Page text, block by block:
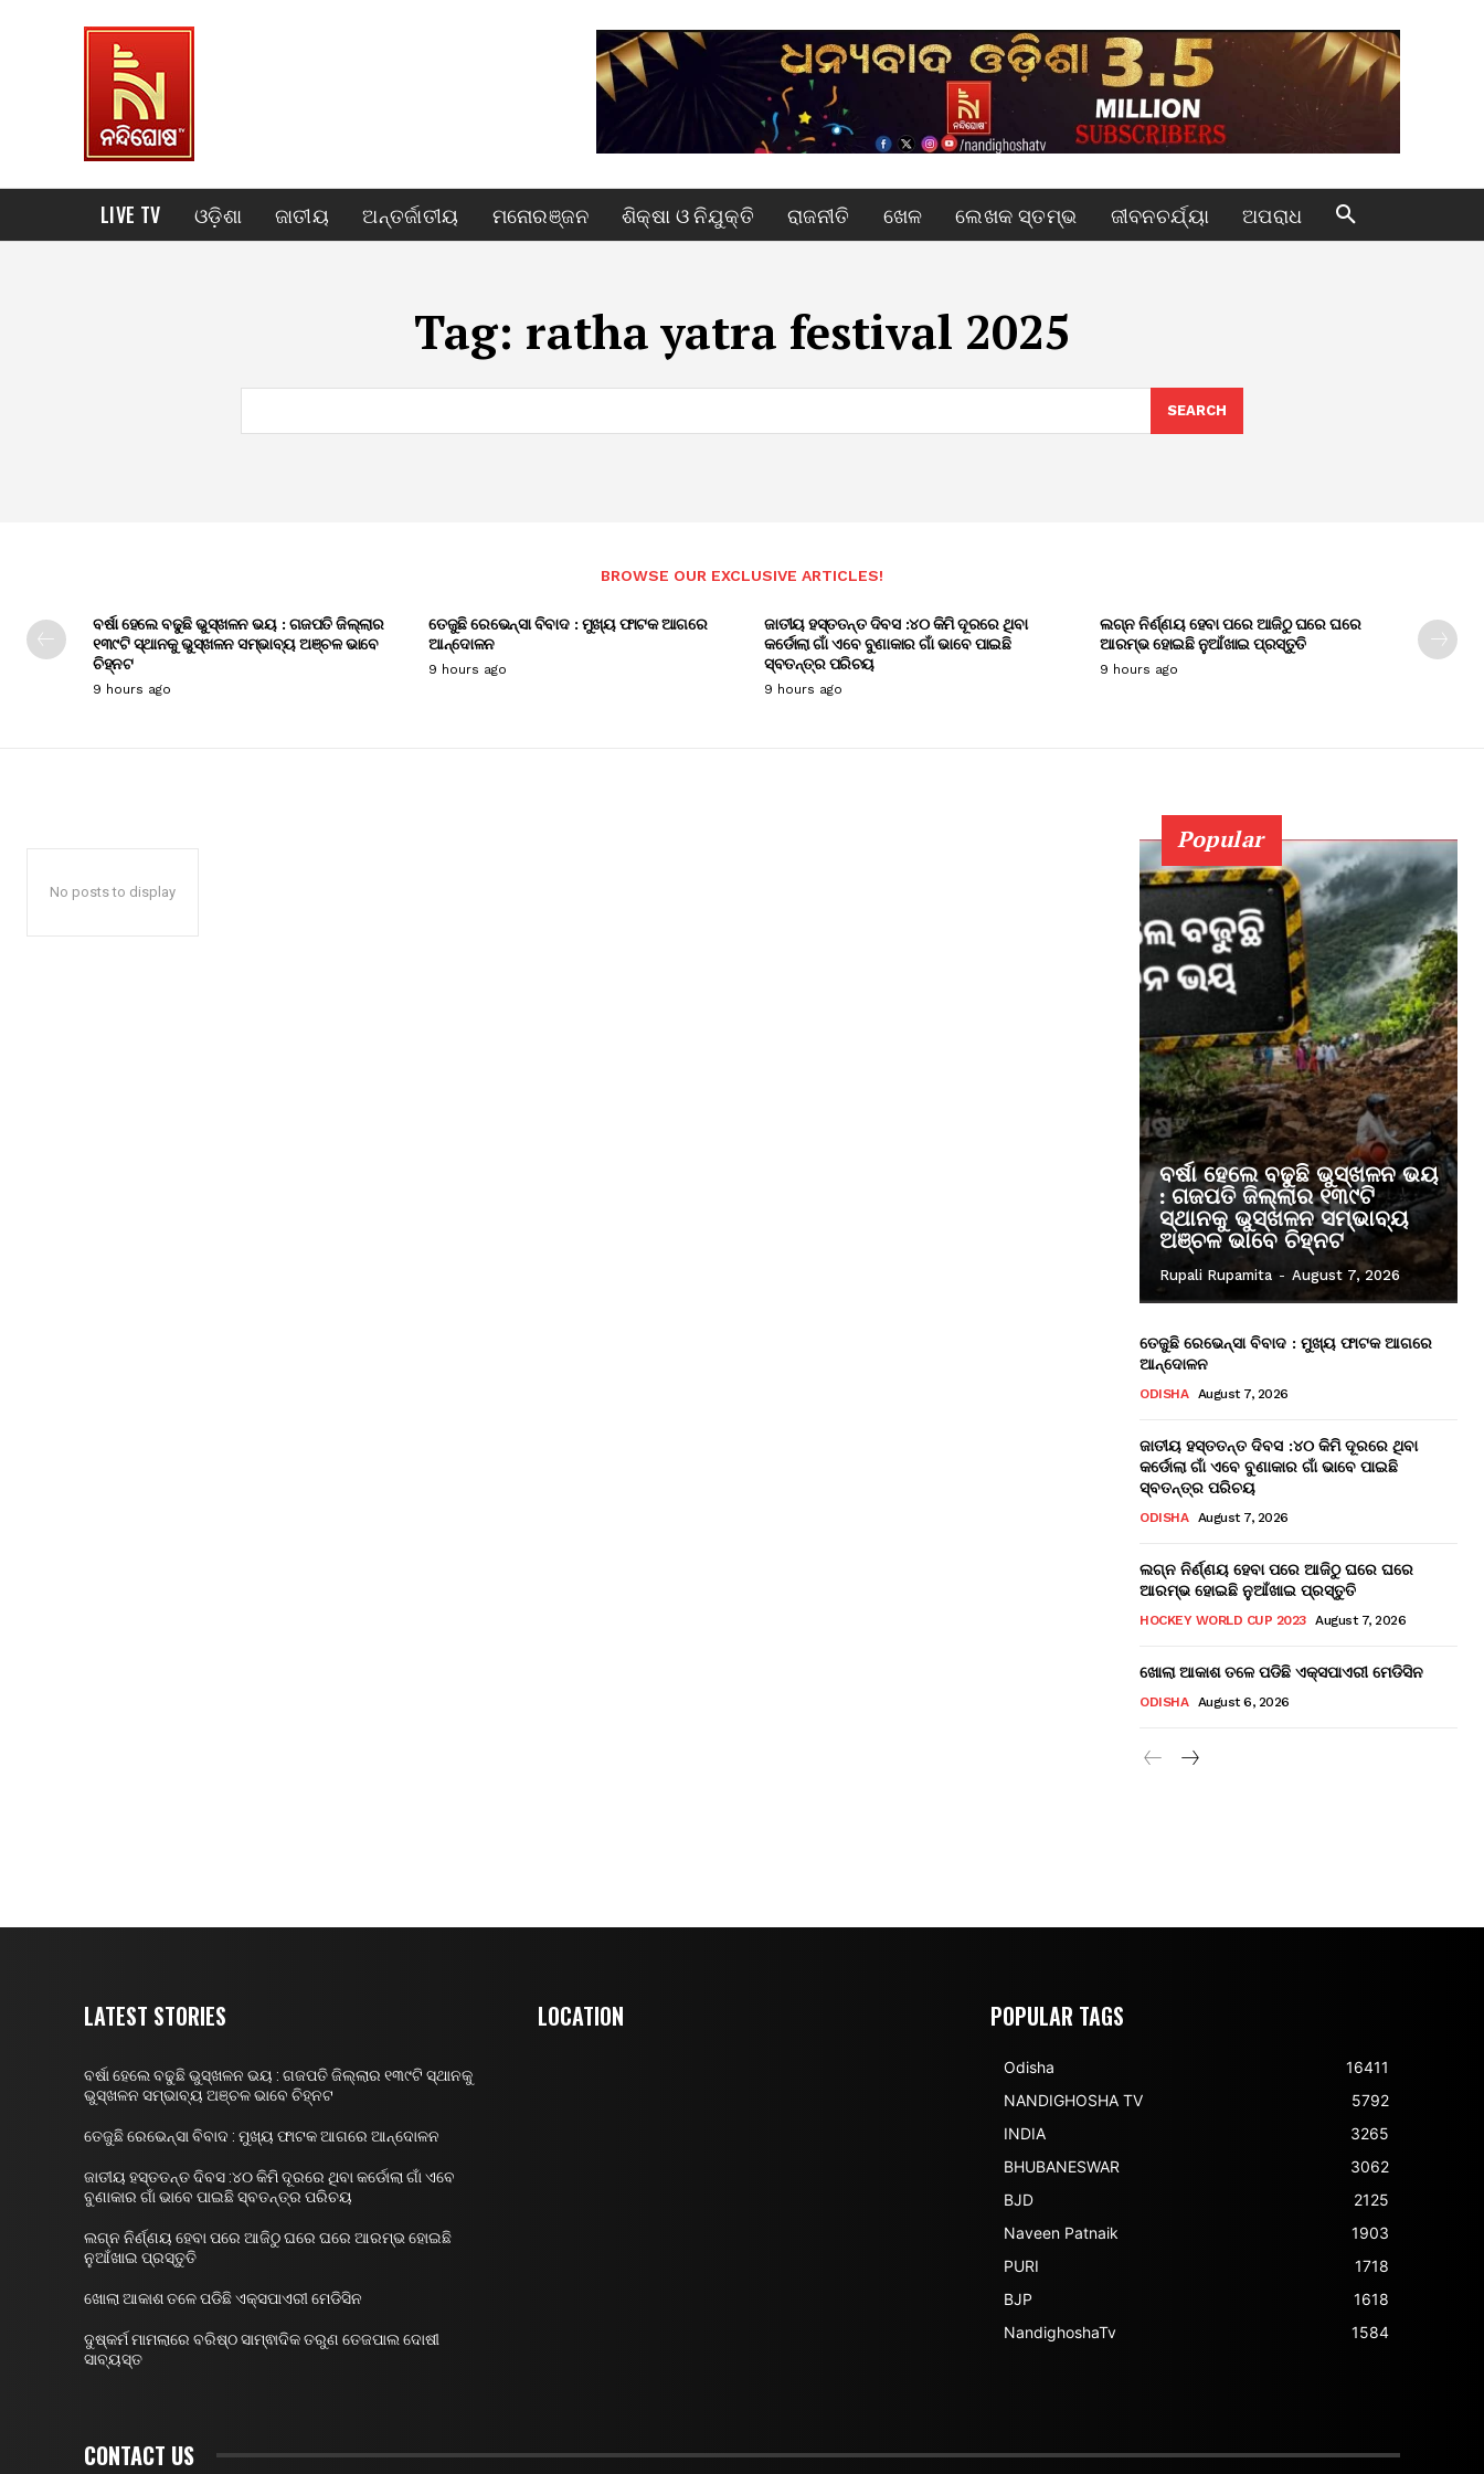
LIVE TV ଓଡ଼ିଶା ଜାତୀୟ ଅନ୍ତର୍ଜାତୀୟ ମନୋରଞ୍ଜନ ଶିକ୍ଷା ଓ ନିଯୁକ୍ତି ରାଜନୀତି ଖେଳ ଲେଖକ ସ୍ତମ୍ଭ ଜୀବନଚର୍ଯ୍ୟା ଅପରାଧ
Tag: ratha yatra festival 2025
SEARCH
BROWSE OUR EXCLUSIVE ARTICLES!
ବର୍ଷା ହେଲେ ବଢୁଛି ଭୁସ୍ଖଳନ ଭୟ : ଗଜପତି ଜିଲ୍ଲାର
୧୩୯ଟି ସ୍ଥାନକୁ ଭୁସ୍ଖଳନ ସମ୍ଭାବ୍ୟ ଅଞ୍ଚଳ ଭାବେ
ଚିହ୍ନଟ
9 hours ago
ତେଜୁଛି ରେଭେନ୍ସା ବିବାଦ : ମୁଖ୍ୟ ଫାଟକ ଆଗରେ
ଆନ୍ଦୋଳନ
9 hours ago
ଜାତୀୟ ହସ୍ତତନ୍ତ ଦିବସ :୪୦ କିମି ଦୂରରେ ଥିବା
କର୍ଡୋଲା ଗାଁ ଏବେ ବୁଣାକାର ଗାଁ ଭାବେ ପାଇଛି
ସ୍ବତନ୍ତ୍ର ପରିଚୟ
9 hours ago
ଲଗ୍ନ ନିର୍ଣ୍ଣୟ ହେବା ପରେ ଆଜିଠୁ ଘରେ ଘରେ
ଆରମ୍ଭ ହୋଇଛି ନୁଆଁଖାଇ ପ୍ରସ୍ତୁତି
9 hours ago
No posts to display
Popular
ବର୍ଷା ହେଲେ ବଢୁଛି ଭୁସ୍ଖଳନ ଭୟ
: ଗଜପତି ଜିଲ୍ଲାର ୧୩୯ଟି
ସ୍ଥାନକୁ ଭୁସ୍ଖଳନ ସମ୍ଭାବ୍ୟ
ଅଞ୍ଚଳ ଭାବେ ଚିହ୍ନଟ
Rupali Rupamita - August 7, 2026
ତେଜୁଛି ରେଭେନ୍ସା ବିବାଦ : ମୁଖ୍ୟ ଫାଟକ ଆଗରେ
ଆନ୍ଦୋଳନ
ODISHA August 7, 2026
ଜାତୀୟ ହସ୍ତତନ୍ତ ଦିବସ :୪୦ କିମି ଦୂରରେ ଥିବା
କର୍ଡୋଲା ଗାଁ ଏବେ ବୁଣାକାର ଗାଁ ଭାବେ ପାଇଛି
ସ୍ବତନ୍ତ୍ର ପରିଚୟ
ODISHA August 7, 2026
ଲଗ୍ନ ନିର୍ଣ୍ଣୟ ହେବା ପରେ ଆଜିଠୁ ଘରେ ଘରେ
ଆରମ୍ଭ ହୋଇଛି ନୁଆଁଖାଇ ପ୍ରସ୍ତୁତି
HOCKEY WORLD CUP 2023 August 7, 2026
ଖୋଲା ଆକାଶ ତଳେ ପଡିଛି ଏକ୍ସପାଏରୀ ମେଡିସିନ
ODISHA August 6, 2026
LATEST STORIES
ବର୍ଷା ହେଲେ ବଢୁଛି ଭୁସ୍ଖଳନ ଭୟ : ଗଜପତି ଜିଲ୍ଲାର ୧୩୯ଟି ସ୍ଥାନକୁ
ଭୁସ୍ଖଳନ ସମ୍ଭାବ୍ୟ ଅଞ୍ଚଳ ଭାବେ ଚିହ୍ନଟ
ତେଜୁଛି ରେଭେନ୍ସା ବିବାଦ : ମୁଖ୍ୟ ଫାଟକ ଆଗରେ ଆନ୍ଦୋଳନ
ଜାତୀୟ ହସ୍ତତନ୍ତ ଦିବସ :୪୦ କିମି ଦୂରରେ ଥିବା କର୍ଡୋଲା ଗାଁ ଏବେ
ବୁଣାକାର ଗାଁ ଭାବେ ପାଇଛି ସ୍ବତନ୍ତ୍ର ପରିଚୟ
ଲଗ୍ନ ନିର୍ଣ୍ଣୟ ହେବା ପରେ ଆଜିଠୁ ଘରେ ଘରେ ଆରମ୍ଭ ହୋଇଛି
ନୁଆଁଖାଇ ପ୍ରସ୍ତୁତି
ଖୋଲା ଆକାଶ ତଳେ ପଡିଛି ଏକ୍ସପାଏରୀ ମେଡିସିନ
ଦୁଷ୍କର୍ମ ମାମଲାରେ ବରିଷ୍ଠ ସାମ୍ଵାଦିକ ତରୁଣ ତେଜପାଲ ଦୋଷୀ
ସାବ୍ୟସ୍ତ
LOCATION POPULAR TAGS
Odisha
16411
NANDIGHOSHA TV
5792
INDIA
3265
BHUBANESWAR
3062
BJD
2125
Naveen Patnaik
1903
PURI
1718
BJP
1618
NandighoshaTv
1584
CONTACT US